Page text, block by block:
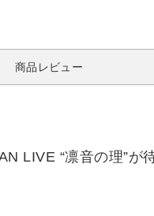
商品レビュー
LIVE “凛音の理”が